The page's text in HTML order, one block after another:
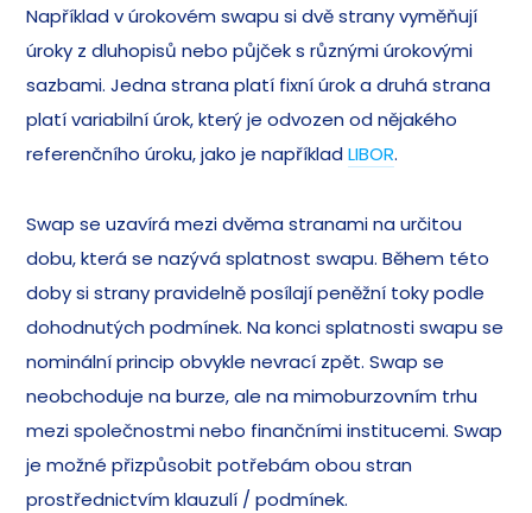
Například v úrokovém swapu si dvě strany vyměňují
úroky z dluhopisů nebo půjček s různými úrokovými
sazbami. Jedna strana platí fixní úrok a druhá strana
platí variabilní úrok, který je odvozen od nějakého
referenčního úroku, jako je napříkladLIBOR.
Swap se uzavírá mezi dvěma stranami na určitou
dobu, která se nazývá splatnost swapu. Během této
doby si strany pravidelně posílají peněžní toky podle
dohodnutých podmínek. Na konci splatnosti swapu se
nominální princip obvykle nevrací zpět. Swap se
neobchoduje na burze, ale na mimoburzovním trhu
mezi společnostmi nebo finančními institucemi. Swap
je možné přizpůsobit potřebám obou stran
prostřednictvím klauzulí / podmínek.